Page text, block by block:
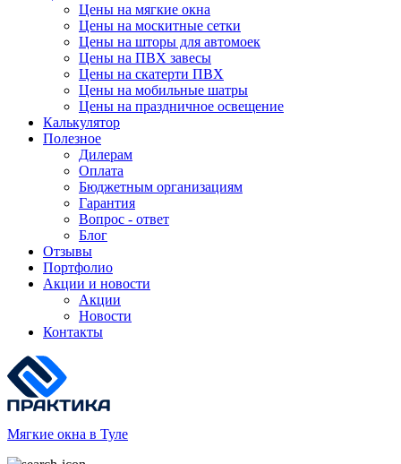
Цены на мягкие окна
Цены на москитные сетки
Цены на шторы для автомоек
Цены на ПВХ завесы
Цены на скатерти ПВХ
Цены на мобильные шатры
Цены на праздничное освещение
Калькулятор
Полезное
Дилерам
Оплата
Бюджетным организациям
Гарантия
Вопрос - ответ
Блог
Отзывы
Портфолио
Акции и новости
Акции
Новости
Контакты
Мягкие окна в Туле